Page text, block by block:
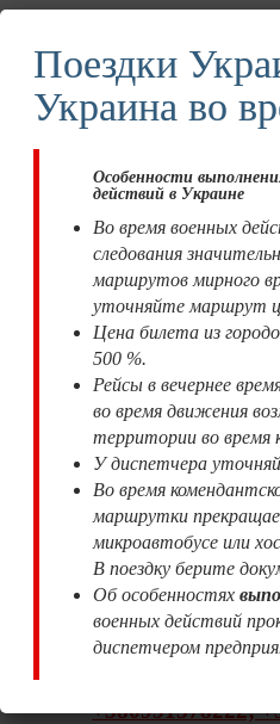
пассажирам.
строгое
движения
. Все
соответствии с
поездки в Ялту и
Одессы читаете далее в
Обращайтесь. Закажите
отправлению. А все
Принимаем заявки на
автомобилем. Группа от 1-
пересечении границы
паспортный контроль без
автомобиля. Комфортно и
проезда всего на 100 грн.
тарифа.
Время прибытие указано
зависит от обстоятельств
таможенного оформления.
независящим от
причинам.
+380951378222;
Поездки
Украина во
Особенности
действий в Украине
Во время военных
следования
маршрутов мирного
уточняйте маршрут
Цена билета из
500 %.
Рейсы в вечернее
во время движения
территории во время
У диспетчера
Во время
маршрутки
микроавтобусе или
В поездку берите
Об особенностях
военных действий
диспетчером